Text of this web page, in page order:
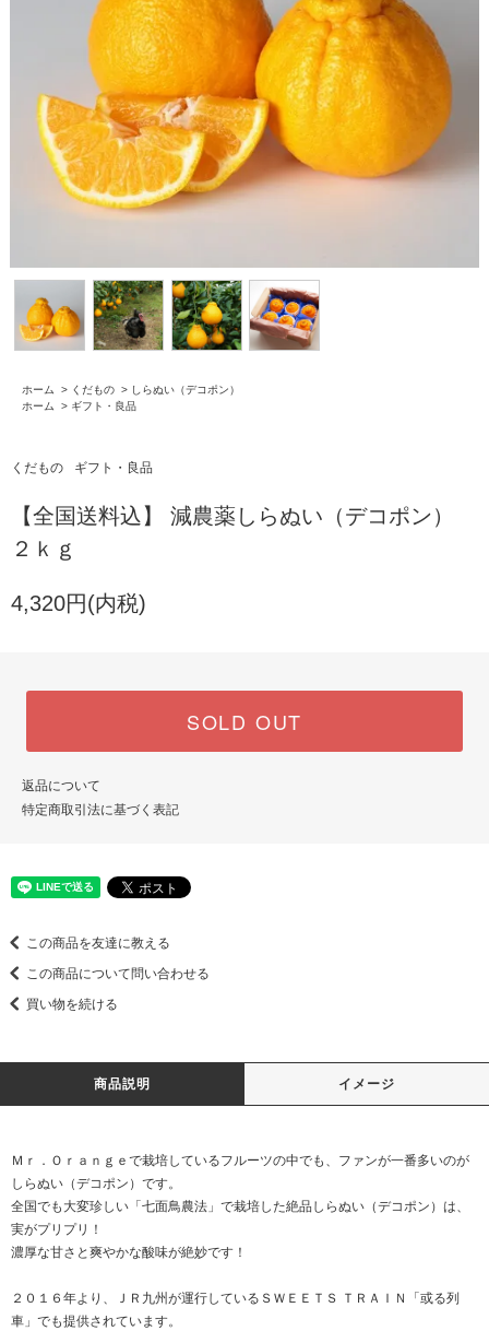
ホーム > くだもの > しらぬい（デコポン）
ホーム
> ギフト・良品
くだもの ギフト・良品
【全国送料込】 減農薬しらぬい（デコポン）
２ｋｇ
4,320円(内税)
SOLD OUT
返品について
特定商取引法に基づく表記
この商品を友達に教える
この商品について問い合わせる
買い物を続ける
商品説明 イメージ
Ｍｒ．Ｏｒａｎｇｅで栽培しているフルーツの中でも、ファンが一番多いのが
しらぬい（デコポン）です。
全国でも大変珍しい「七面鳥農法」で栽培した絶品しらぬい（デコポン）は、
実がプリプリ！
濃厚な甘さと爽やかな酸味が絶妙です！
２０１６年より、ＪＲ九州が運行しているＳＷＥＥＴＳ ＴＲＡＩＮ「或る列
車」でも提供されています。